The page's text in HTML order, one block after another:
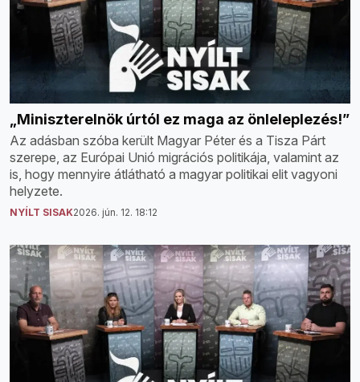
„Miniszterelnök úrtól ez maga az önleleplezés!”
Az adásban szóba került Magyar Péter és a Tisza Párt
szerepe, az Európai Unió migrációs politikája, valamint az
is, hogy mennyire átlátható a magyar politikai elit vagyoni
helyzete.
NYÍLT SISAK2026. jún. 12. 18:12